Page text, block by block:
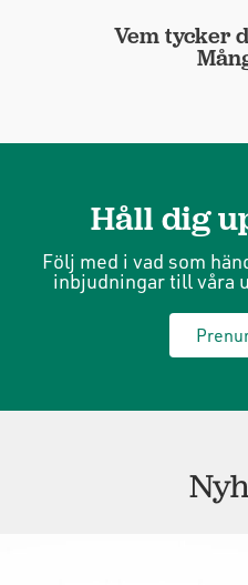
Vem tycker
Håll dig
Följ med i vad som
inbjudningar till våra